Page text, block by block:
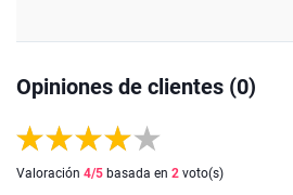
Opiniones de clientes (0)
Valoración 4/5 basada en 2 voto(s)